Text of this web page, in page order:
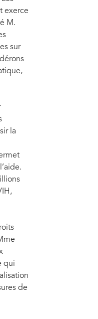
exerce
M.
sur
la
qui
de